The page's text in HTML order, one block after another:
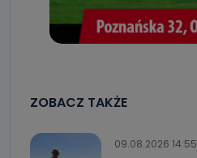
ZOBACZ TAKŻE
09.08.2026 14:55